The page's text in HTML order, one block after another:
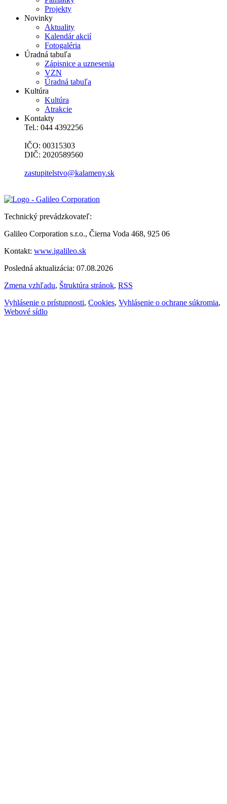
Projekty
Novinky
Aktuality
Kalendár akcií
Fotogaléria
Úradná tabuľa
Zápisnice a uznesenia
VZN
Úradná tabuľa
Kultúra
Kultúra
Atrakcie
Kontakty
Tel.: 044 4392256
IČO: 00315303
DIČ: 2020589560
zastupitelstvo@kalameny.sk
Technický prevádzkovateľ:
Galileo Corporation s.r.o., Čierna Voda 468, 925 06
Kontakt: www.igalileo.sk
Posledná aktualizácia: 07.08.2026
Zmena vzhľadu, Štruktúra stránok, RSS
Vyhlásenie o prístupnosti, Cookies, Vyhlásenie o ochrane súkromia,
Webové sídlo